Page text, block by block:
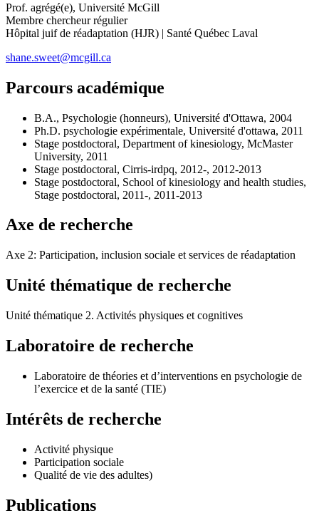
Prof. agrégé(e), Université McGill
Membre chercheur régulier
Hôpital juif de réadaptation (HJR) | Santé Québec Laval
shane.sweet@mcgill.ca
Parcours académique
B.A., Psychologie (honneurs), Université d'Ottawa, 2004
Ph.D. psychologie expérimentale, Université d'ottawa, 2011
Stage postdoctoral, Department of kinesiology, McMaster
University, 2011
Stage postdoctoral, Cirris-irdpq, 2012-, 2012-2013
Stage postdoctoral, School of kinesiology and health studies,
Stage postdoctoral, 2011-, 2011-2013
Axe de recherche
Axe 2: Participation, inclusion sociale et services de réadaptation
Unité thématique de recherche
Unité thématique 2. Activités physiques et cognitives
Laboratoire de recherche
Laboratoire de théories et d’interventions en psychologie de
l’exercice et de la santé (TIE)
Intérêts de recherche
Activité physique
Participation sociale
Qualité de vie des adultes)
Publications